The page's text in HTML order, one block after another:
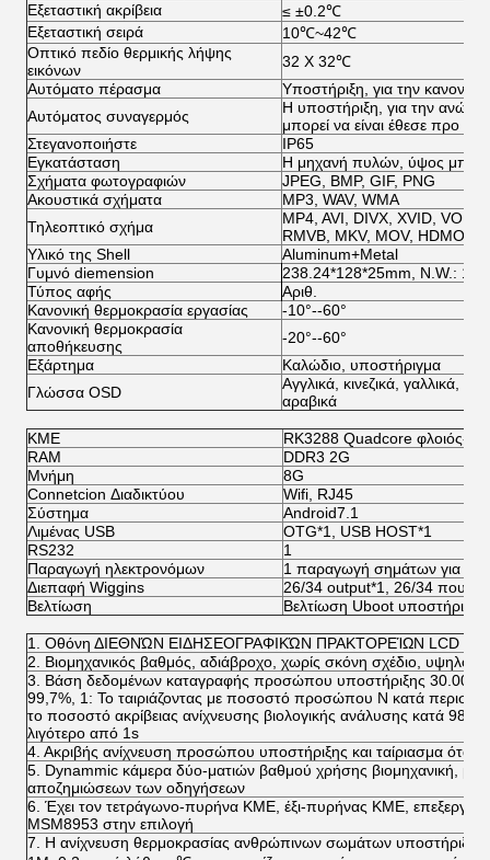
Εξεταστική ακρίβεια
≤ ±0.2℃
Εξεταστική σειρά
10℃~42℃
Οπτικό πεδίο θερμικής λήψης
εικόνων
32 X 32℃
Αυτόματο πέρασμα
Υποστήριξη, για την
Αυτόματος συναγερμός
Η υποστήριξη, για την
μπορεί να είναι έθεσε προ
Στεγανοποιήστε
IP65
Εγκατάσταση
Η μηχανή πυλών, ύψος
Σχήματα φωτογραφιών
JPEG BMP, GIF, PNG
Ακουστικά σχήματα
MP3 WAV, WMA
Τηλεοπτικό σχήμα
MP4 AVI DIVX XVID VOB
RMVB MKV, MOV, HDMOV
Υλικό της Shell
Aluminum+Metal
Γυμνό diemension
238.24*128*25mm, N.W.:
Τύπος αφής
Αριθ.
Κανονική θερμοκρασία εργασίας
-10°--60°
Κανονική θερμοκρασία
αποθήκευσης
-20°--60°
Εξάρτημα
Καλώδιο, υποστήριγμα
Γλώσσα OSD
Αγγλικά, κινεζικά, γαλλικά,
αραβικά
ΚΜΕ
RK3288 Quadcore φλοιός-
RAM
DDR3 2G
Μνήμη
8G
Connetcion Διαδικτύου
Wifi, RJ45
Σύστημα
Android7.1
Λιμένας USB
OTG*1, USB HOST*1
RS232
1
Παραγωγή ηλεκτρονόμων
1 παραγωγή σημάτων για το
Διεπαφή Wiggins
26/34 output*1, 26/34 που
Βελτίωση
Βελτίωση Uboot υποστήριξης
1. Οθόνη ΔΙΕΘΝΏΝ ΕΙΔΗΣΕΟΓΡΑΦΙΚΏΝ ΠΡΑΚΤΟΡΕΊΩΝ LCD
2. Βιομηχανικός βαθμός, αδιάβροχο, χωρίς σκόνη σχέδιο, υψηλό
3. Βάση δεδομένων καταγραφής προσώπου υποστήριξης 30.000.
99,7%, 1: Το ταιριάζοντας με ποσοστό προσώπου Ν κατά
το ποσοστό ακρίβειας ανίχνευσης βιολογικής ανάλυσης κατά
λιγότερο από 1s
4. Ακριβής ανίχνευση προσώπου υποστήριξης και ταίριασμα
5. Dynammic κάμερα δύο-ματιών βαθμού χρήσης βιομηχανική, με
αποζημιώσεων των οδηγήσεων
6. Έχει τον τετράγωνο-πυρήνα ΚΜΕ, έξι-πυρήνας ΚΜΕ,
MSM8953 στην επιλογή
7. Η ανίχνευση θερμοκρασίας ανθρώπινων σωμάτων υποστήριξης,